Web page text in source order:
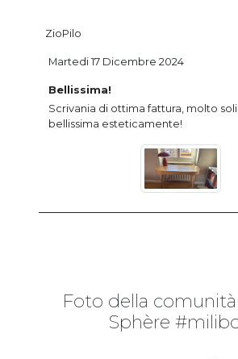
ZioPilo
Bellissima!
Scrivania di ottima fattura, molto
bellissima esteticamente!
Martedi 17 Dicembre 2024
Foto della
Sphère